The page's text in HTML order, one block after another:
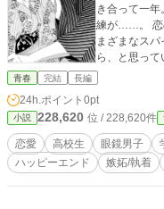
き合って一
練が……。 恋
まざまなス
ら、と思っ
☆.｡.*☆ 『君と歩
青春 完結 長編
24h.ポイント 0pt
小説 228,620 位 / 228,620件
恋愛 高校生 眼鏡男子
ハッピーエンド
嫉妬/執着